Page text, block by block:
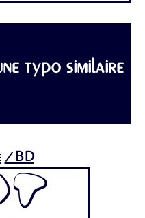
typo similaire
/BD